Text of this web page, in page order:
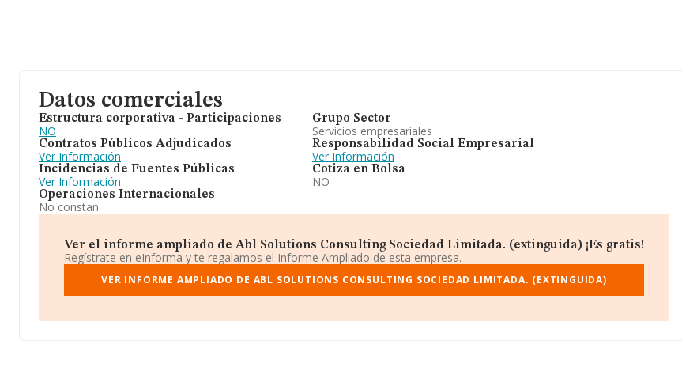
Datos comerciales
Estructura corporativa - Participaciones
NO
Contratos Públicos Adjudicados
Ver Información
Incidencias de Fuentes Públicas
Ver Información
Operaciones Internacionales
No constan
Grupo Sector
Servicios empresariales
Responsabilidad Social Empresarial
Ver Información
Cotiza en Bolsa
NO
Ver el informe ampliado de Abl Solutions Consulting Sociedad Limitada. (extinguida) ¡Es gratis!
Regístrate en eInforma y te regalamos el Informe Ampliado de esta empresa.
VER INFORME AMPLIADO DE ABL SOLUTIONS CONSULTING SOCIEDAD LIMITADA. (EXTINGUIDA)